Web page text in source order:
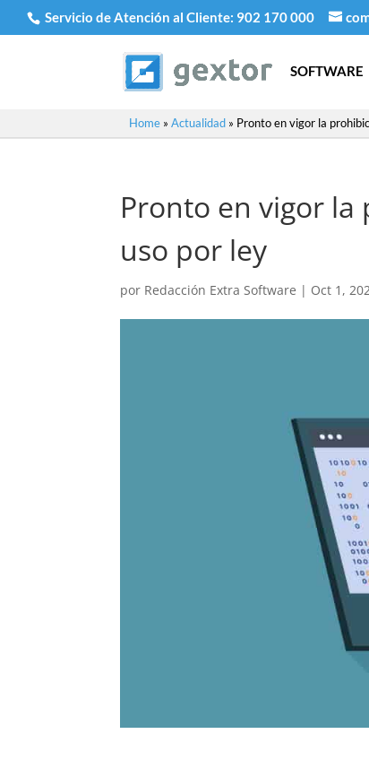
Servicio de Atención al Cliente: 902 170 000
SOFTWARE
Home »Actualidad » Pronto en vigor la
Pronto en vigor
uso por ley
por Redacción Extra Software | Oct 1,